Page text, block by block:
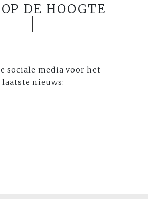
DE HOOGTE
sociale media voor het
laatste nieuws: